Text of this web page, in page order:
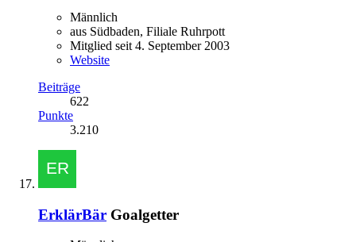
Männlich
aus Südbaden, Filiale Ruhrpott
Mitglied seit 4. September 2003
Website
Beiträge
622
Punkte
3.210
ErklärBär Goalgetter